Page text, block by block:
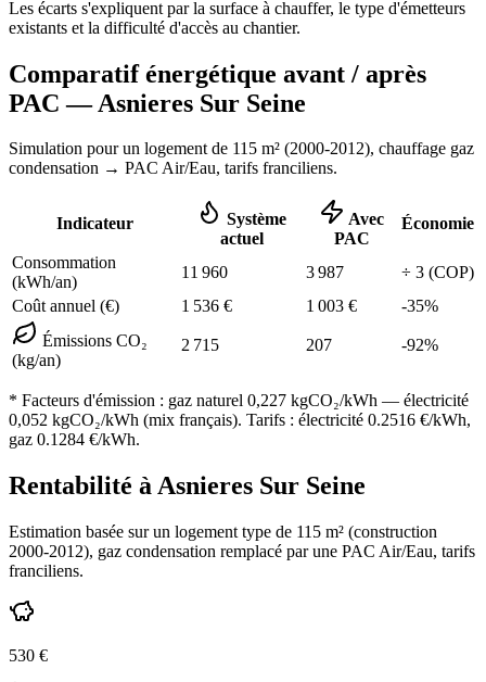
Les écarts s'expliquent par la surface à chauffer, le type d'émetteurs
existants et la difficulté d'accès au chantier.
Comparatif énergétique avant / après
PAC —Asnieres Sur Seine
Simulation pour un logement de 115 m² (2000-2012), chauffage gaz
condensation → PAC Air/Eau, tarifs franciliens.
Indicateur
Système
actuel
Avec
PAC
Économie
Consommation
(kWh/an)
11 960 3 987 ÷ 3 (COP)
Coût annuel (€)
1 536 € 1 003 € -35%
Émissions CO₂
(kg/an)
2 715 207 -92%
* Facteurs d'émission : gaz naturel 0,227 kgCO₂/kWh — électricité
0,052 kgCO₂/kWh (mix français). Tarifs : électricité 0.2516 €/kWh,
gaz 0.1284 €/kWh.
Rentabilité àAsnieres Sur Seine
Estimation basée sur un logement type de 115 m² (construction
2000-2012), gaz condensation remplacé par une PAC Air/Eau, tarifs
franciliens.
530 €